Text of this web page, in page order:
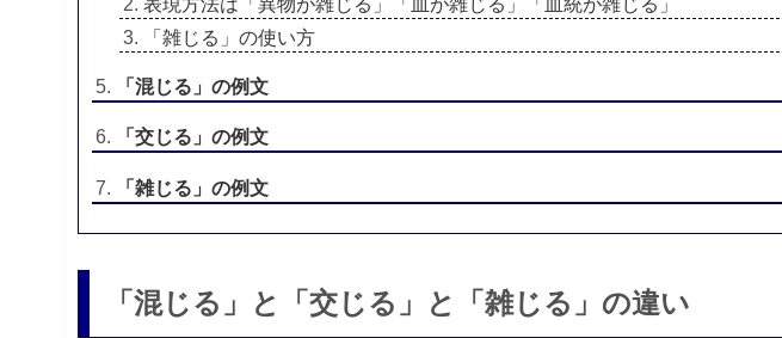
「雑じる」の使い方
「混じる」の例文
「交じる」の例文
「雑じる」の例文
「混じる」と「交じる」と「雑じる」の違い